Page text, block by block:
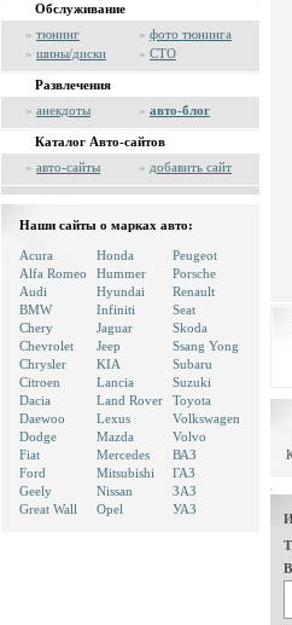
Обслуживание
» тюнинг » фото тюнинга
» шины/диски » СТО
Развлечения
» анекдоты » авто-блог
Каталог Авто-сайтов
» авто-сайты » добавить сайт
Наши сайты о марках авто:
Acura
Alfa Romeo
Audi
BMW
Chery
Chevrolet
Chrysler
Citroen
Dacia
Daewoo
Dodge
Fiat
Ford
Geely
Great Wall
Honda
Hummer
Hyundai
Infiniti
Jaguar
Jeep
KIA
Lancia
Land Rover
Lexus
Mazda
Mercedes
Mitsubishi
Nissan
Opel
Peugeot
Porsche
Renault
Seat
Skoda
Ssang Yong
Subaru
Suzuki
Toyota
Volkswagen
Volvo
ВАЗ
ГАЗ
ЗАЗ
УАЗ